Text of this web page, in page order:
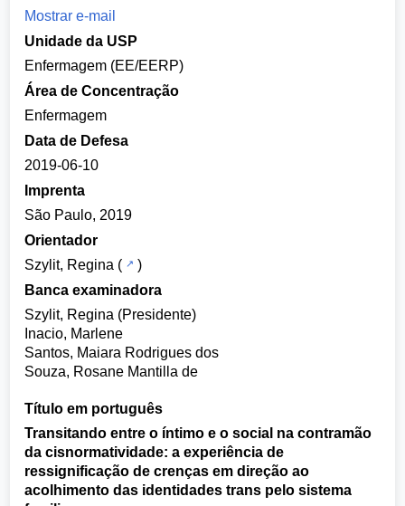
Mostrar e-mail
Unidade da USP
Enfermagem (EE/EERP)
Área de Concentração
Enfermagem
Data de Defesa
2019-06-10
Imprenta
São Paulo, 2019
Orientador
Szylit, Regina (
)
Banca examinadora
Szylit, Regina (Presidente)
Inacio, Marlene
Santos, Maiara Rodrigues dos
Souza, Rosane Mantilla de
Título em português
Transitando entre o íntimo e o social na contramão
da cisnormatividade: a experiência de
ressignificação de crenças em direção ao
acolhimento das identidades trans pelo sistema